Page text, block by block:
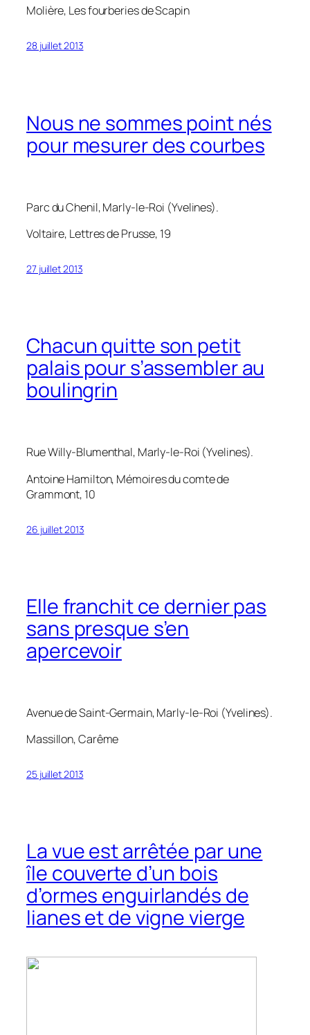
Molière, Les fourberies de Scapin
28 juillet 2013
Nous ne sommes point nés
pour mesurer des courbes
Parc du Chenil, Marly-le-Roi (Yvelines).
Voltaire, Lettres de Prusse, 19
27 juillet 2013
Chacun quitte son petit
palais pour s’assembler au
boulingrin
Rue Willy-Blumenthal, Marly-le-Roi (Yvelines).
Antoine Hamilton, Mémoires du comte de
Grammont, 10
26 juillet 2013
Elle franchit ce dernier pas
sans presque s’en
apercevoir
Avenue de Saint-Germain, Marly-le-Roi (Yvelines).
Massillon,Carême
25 juillet 2013
La vue est arrêtée par une
île couverte d’un bois
d’ormes enguirlandés de
lianes et de vigne vierge